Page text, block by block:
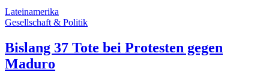
Lateinamerika
Gesellschaft & Politik
Bislang 37 Tote bei Protesten gegen
Maduro